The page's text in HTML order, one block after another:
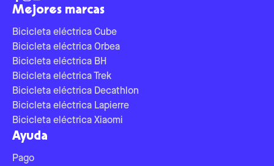
Mejores marcas
Bicicleta eléctrica Cube
Bicicleta eléctrica Orbea
Bicicleta eléctrica BH
Bicicleta eléctrica Trek
Bicicleta eléctrica Decathlon
Bicicleta eléctrica Lapierre
Bicicleta eléctrica Xiaomi
Ayuda
Pago